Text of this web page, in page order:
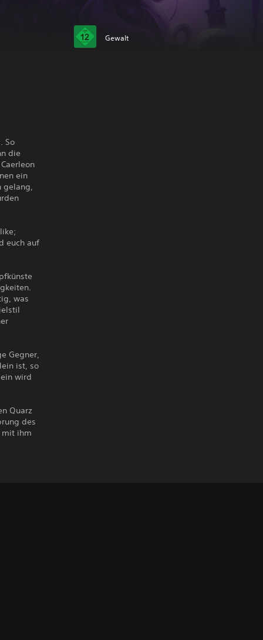
Gewalt
So
die
ein
gelang,
euch auf
was
Gegner,
ist, so
wird
Quarz
des
mit ihm